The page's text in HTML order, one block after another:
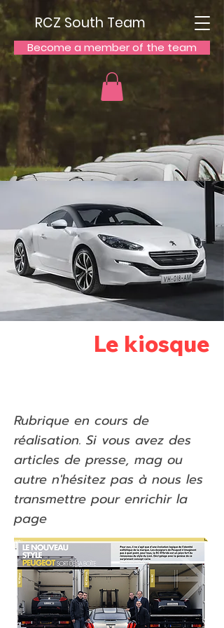
Become a member of the team
RCZ South Team
Le kiosque
Rubrique en cours de
réalisation. Si vous avez des
articles de presse, mag ou
autre n'hésitez pas à nous les
transmettre pour enrichir la
page